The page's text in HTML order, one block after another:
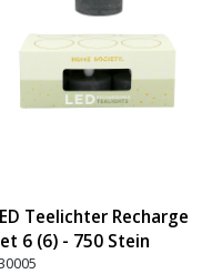
Teelichter Recharge
6 (6) - 750 Stein